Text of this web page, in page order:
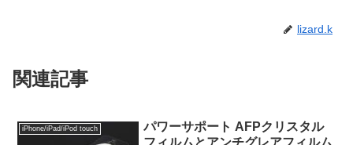
lizard.k
関連記事
iPhone/iPad/iPod touch
パワーサポート AFPクリスタル